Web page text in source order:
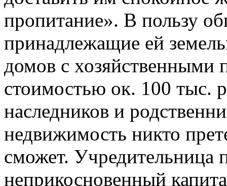
пропитание». В пользу
принадлежащие ей
домов с хозяйственными
стоимостью ок. 100 тыс.
наследников и
недвижимость никто
сможет. Учредительница
неприкосновенный